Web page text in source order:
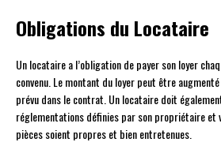
Obligations du Locataire
Un locataire a l’obligation de payer son loyer
convenu. Le montant du loyer peut être
prévu dans le contrat. Un locataire doit
réglementations définies par son propriétaire et
pièces soient propres et bien entretenues.